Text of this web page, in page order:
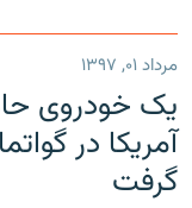
مرداد ۰۱, ۱۳۹۷
یک خودروی
آمریکا در
گرفت